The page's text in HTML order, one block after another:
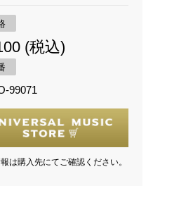
(税込)
99071
は購入先にてご確認ください。